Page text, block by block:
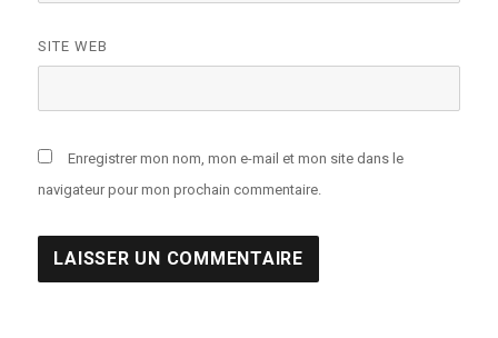
SITE WEB
Enregistrer mon nom, mon e-mail et mon site dans le
navigateur pour mon prochain commentaire.